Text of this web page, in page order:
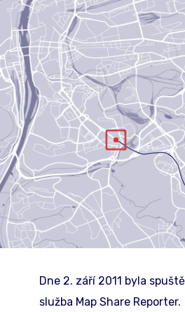
Dne 2. září 2011 byla
služba Map Share Reporter.